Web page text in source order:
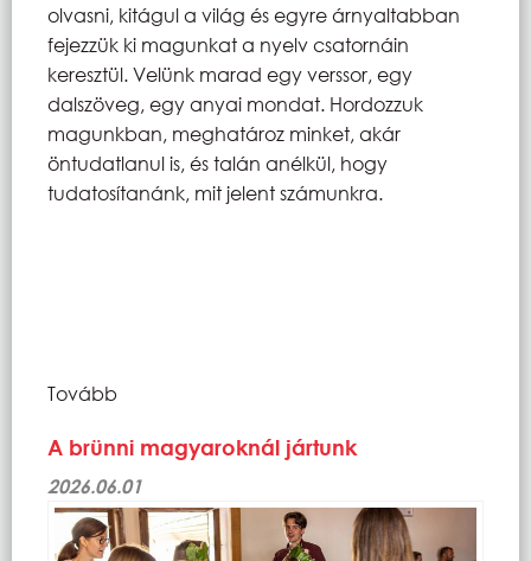
olvasni, kitágul a világ és egyre árnyaltabban
fejezzük ki magunkat a nyelv csatornáin
keresztül. Velünk marad egy verssor, egy
dalszöveg, egy anyai mondat. Hordozzuk
magunkban, meghatároz minket, akár
öntudatlanul is, és talán anélkül, hogy
tudatosítanánk, mit jelent számunkra.
Tovább
A brünni magyaroknál jártunk
2026.06.01